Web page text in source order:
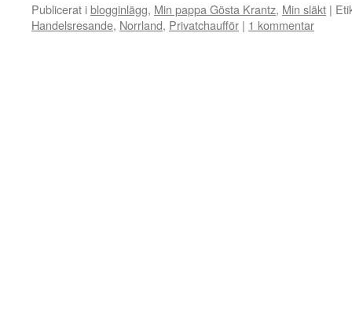
Publicerat iblogginlägg, Min pappa Gösta Krantz, Min släkt |
Handelsresande, Norrland, Privatchaufför | 1 kommentar